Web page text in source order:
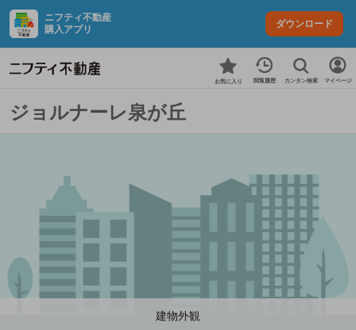
ニフティ不動産
購入アプリ
ダウンロード
お気に入り 閲覧履歴 カンタン検索 マイページ
ジョルナーレ泉が丘
建物外観